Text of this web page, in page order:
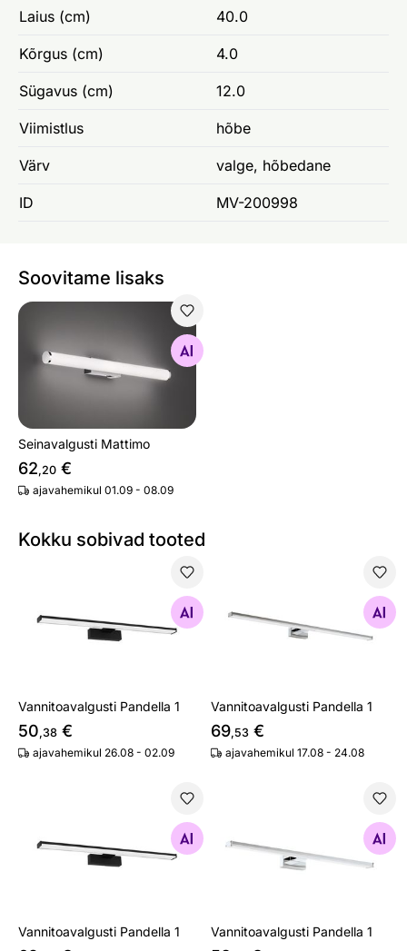
Laius (cm) 40.0
Kõrgus (cm) 4.0
Sügavus (cm) 12.0
Viimistlus hõbe
Värv valge, hõbedane
ID MV-200998
Soovitame lisaks
Seinavalgusti Mattimo
62,20 €
ajavahemikul 01.09 - 08.09
Kokku sobivad tooted
Vannitoavalgusti Pandella 1
Vannitoavalgusti Pandella 1
50,38 €
ajavahemikul 26.08 - 02.09
Vannitoavalgusti Pandella 1
Vannitoavalgusti Pandella 1
69,53 €
ajavahemikul 17.08 - 24.08
Vannitoavalgusti Pandella 1 Vannitoavalgusti Pandella 1